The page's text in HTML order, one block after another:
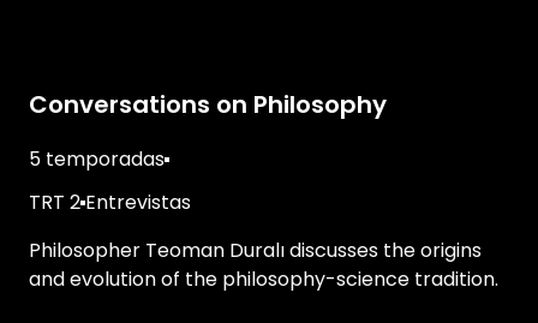
Conversations on Philosophy
5 temporadas
TRT 2 Entrevistas
Philosopher Teoman Duralı discusses the origins
and evolution of the philosophy-science tradition.